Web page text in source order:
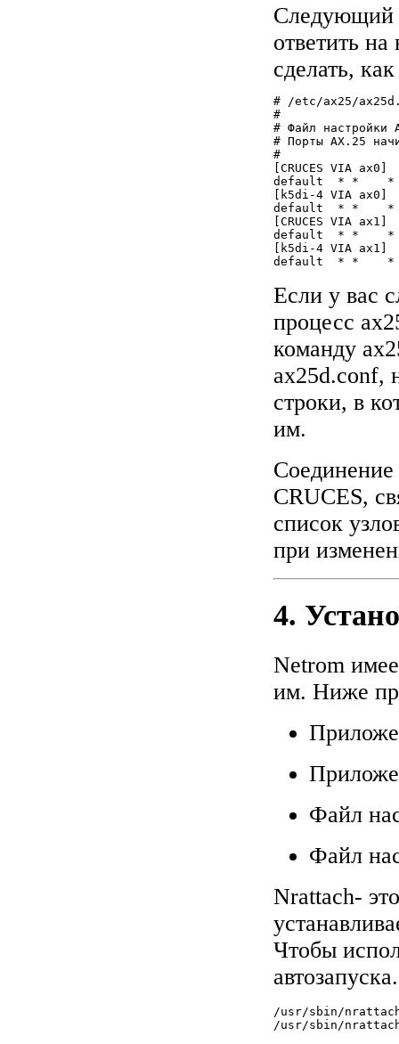
Следующий
ответить
сделать,
# /etc/ax25/
#
# Файл настройки
# Порты AX.25
#
[CRUCES VIA ax0]
default	 * *    *   *   *    0 - root	/usr/sbin/node	node
[k5di-4 VIA ax0]
default	 * *    *   *   *    0 - root	/usr/sbin/node	node
[CRUCES VIA ax1]
default	 * *    *   *   *    0 - root	/usr/sbin/node	node
[k5di-4 VIA ax1]
Если у вас
процесс
команду
ax25d.conf,
строки, в
им.
Соединение
CRUCES,
список
при
4.
Netrom
им. Ниже
Файл
Файл
Nrattach-
Чтобы
/usr/sbin/
/usr/sbin/